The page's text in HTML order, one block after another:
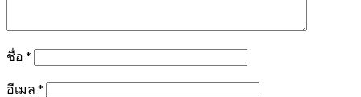
ชื่อ *
อีเมล *